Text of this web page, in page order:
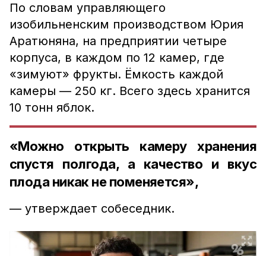
По словам управляющего
изобильненским производством Юрия
Аратюняна, на предприятии четыре
корпуса, в каждом по 12 камер, где
«зимуют» фрукты. Ёмкость каждой
камеры — 250 кг. Всего здесь хранится
10 тонн яблок.
«Можно открыть камеру хранения
спустя полгода, а качество и вкус
плода никак не поменяется»,
— утверждает собеседник.